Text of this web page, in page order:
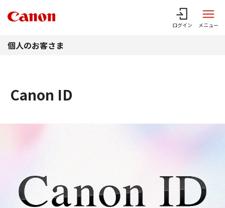
ログイン メニュー
個人のお客さま
Canon ID